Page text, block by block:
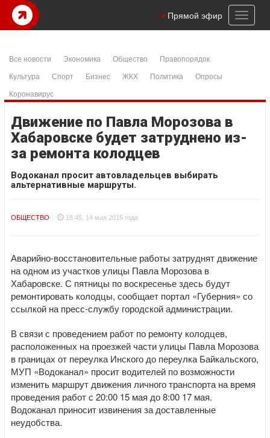
Toggle
Прямой эфир
Все новости Экономика Общество
Правопорядок
Культура
Спорт Бизнес ЖКХ Политика
Опросы
Коронавирус
Движение по Павла Морозова в
Хабаровске будет затруднено из-
за ремонта колодцев
Водоканал просит автовладельцев выбирать
альтернативные маршруты.
ОБЩЕСТВО 18:45, 14 мая 2015 года
Аварийно-восстановительные работы затруднят движение
на одном из участков улицы Павла Морозова в
Хабаровске. С пятницы по воскресенье здесь будут
ремонтировать колодцы, сообщает портал «Губерния» со
ссылкой на пресс-службу городской администрации.
В связи с проведением работ по ремонту колодцев,
расположенных на проезжей части улицы Павла Морозова
в границах от переулка Инского до переулка Байкальского,
МУП «Водоканал» просит водителей по возможности
изменить маршрут движения личного транспорта на время
проведения работ с 20:00 15 мая до 8:00 17 мая.
Водоканал приносит извинения за доставленные
неудобства.